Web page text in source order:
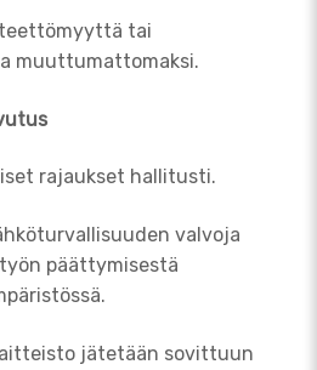
tai
muuttumattomaksi.
rajaukset hallitusti.
valvoja
päättymisestä
jätetään sovittuun